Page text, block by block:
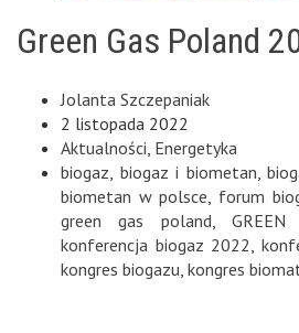
Green Gas Poland
Jolanta Szczepaniak
2 listopada 2022
Aktualności Energetyka
biogaz biogaz i biometan ,
biometan w polsce forum
green gas poland ,
konferencja biogaz 2022
kongres biogazu kongres